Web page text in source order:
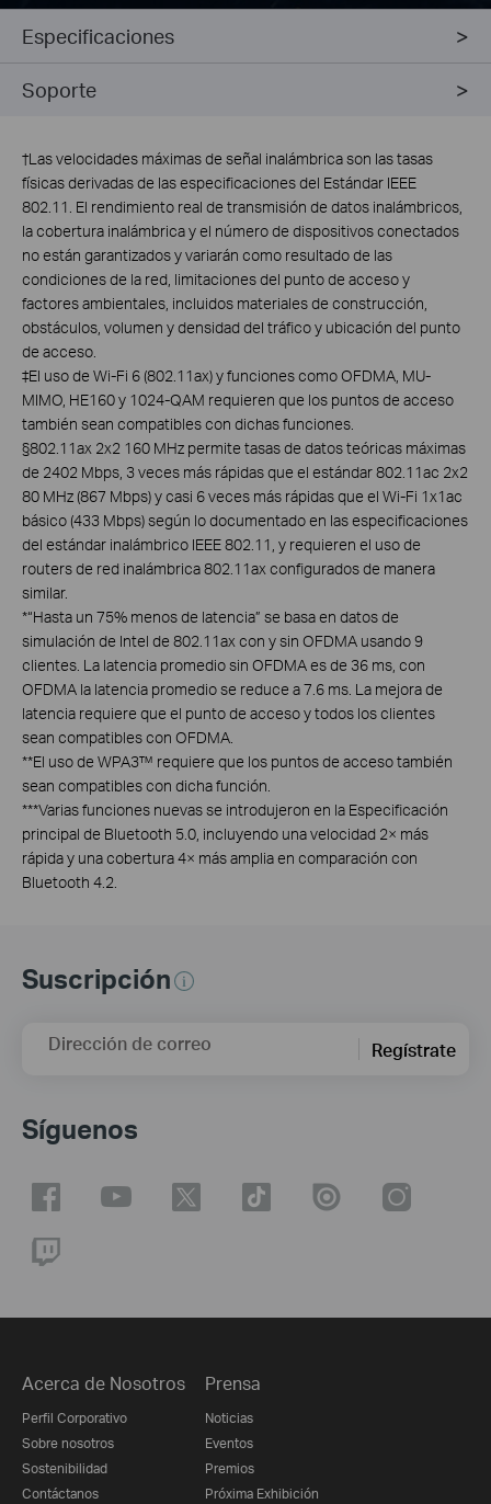
Especificaciones
Soporte
†Las velocidades máximas de señal inalámbrica son las tasas
físicas derivadas de las especificaciones del Estándar IEEE
802.11. El rendimiento real de transmisión de datos inalámbricos,
la cobertura inalámbrica y el número de dispositivos conectados
no están garantizados y variarán como resultado de las
condiciones de la red, limitaciones del punto de acceso y
factores ambientales, incluidos materiales de construcción,
obstáculos, volumen y densidad del tráfico y ubicación del punto
de acceso.
‡El uso de Wi-Fi 6 (802.11ax) y funciones como OFDMA, MU-
MIMO, HE160 y 1024-QAM requieren que los puntos de acceso
también sean compatibles con dichas funciones.
§802.11ax 2x2 160 MHz permite tasas de datos teóricas máximas
de 2402 Mbps, 3 veces más rápidas que el estándar 802.11ac 2x2
80 MHz (867 Mbps) y casi 6 veces más rápidas que el Wi-Fi 1x1ac
básico (433 Mbps) según lo documentado en las especificaciones
del estándar inalámbrico IEEE 802.11, y requieren el uso de
routers de red inalámbrica 802.11ax configurados de manera
similar.
*“Hasta un 75% menos de latencia” se basa en datos de
simulación de Intel de 802.11ax con y sin OFDMA usando 9
clientes. La latencia promedio sin OFDMA es de 36 ms, con
OFDMA la latencia promedio se reduce a 7.6 ms. La mejora de
latencia requiere que el punto de acceso y todos los clientes
sean compatibles con OFDMA.
**El uso de WPA3™ requiere que los puntos de acceso también
sean compatibles con dicha función.
***Varias funciones nuevas se introdujeron en la Especificación
principal de Bluetooth 5.0, incluyendo una velocidad 2× más
rápida y una cobertura 4× más amplia en comparación con
Bluetooth 4.2.
Suscripción
Dirección de correo Regístrate
Síguenos
Acerca de Nosotros
Perfil Corporativo
Sobre nosotros
Sostenibilidad
Contáctanos
Prensa
Noticias
Eventos
Premios
Próxima Exhibición